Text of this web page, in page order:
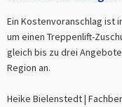
Ein Kostenvoranschlag ist
um einen Treppenlift-
gleich bis zu drei
Region an.
Heike Bielenstedt |